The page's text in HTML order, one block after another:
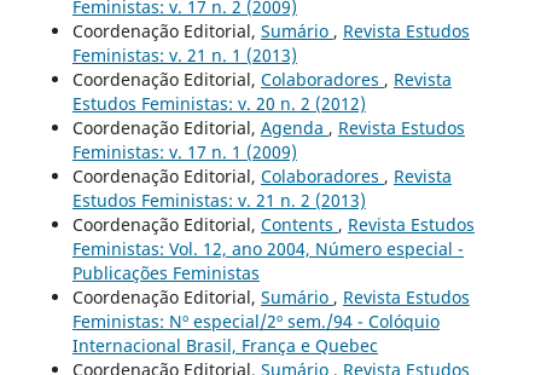
Feministas: v. 17 n. 2 (2009)
Coordenação Editorial, Sumário , Revista Estudos
Feministas: v. 21 n. 1 (2013)
Coordenação Editorial, Colaboradores , Revista
Estudos Feministas: v. 20 n. 2 (2012)
Coordenação Editorial, Agenda , Revista Estudos
Feministas: v. 17 n. 1 (2009)
Coordenação Editorial, Colaboradores , Revista
Estudos Feministas: v. 21 n. 2 (2013)
Coordenação Editorial, Contents , Revista Estudos
Feministas: Vol. 12, ano 2004, Número especial -
Publicações Feministas
Coordenação Editorial, Sumário , Revista Estudos
Feministas: Nº especial/2º sem./94 - Colóquio
Internacional Brasil, França e Quebec
Coordenação Editorial, Sumário , Revista Estudos